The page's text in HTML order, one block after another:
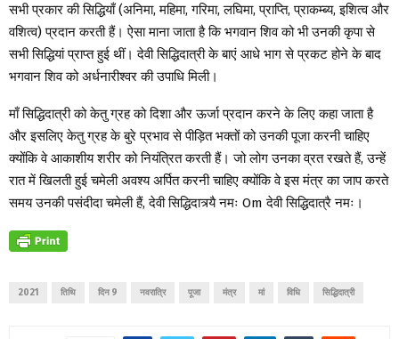
सभी प्रकार की सिद्धियाँ (अनिमा, महिमा, गरिमा, लघिमा, प्राप्ति, प्राकम्ब्य, इशित्व और
वशित्व) प्रदान करती हैं। ऐसा माना जाता है कि भगवान शिव को भी उनकी कृपा से
सभी सिद्धियां प्राप्त हुई थीं। देवी सिद्धिदात्री के बाएं आधे भाग से प्रकट होने के बाद
भगवान शिव को अर्धनारीश्वर की उपाधि मिली।
माँ सिद्धिदात्री को केतु ग्रह को दिशा और ऊर्जा प्रदान करने के लिए कहा जाता है
और इसलिए केतु ग्रह के बुरे प्रभाव से पीड़ित भक्तों को उनकी पूजा करनी चाहिए
क्योंकि वे आकाशीय शरीर को नियंत्रित करती हैं। जो लोग उनका व्रत रखते हैं, उन्हें
रात में खिलती हुई चमेली अवश्य अर्पित करनी चाहिए क्योंकि वे इस मंत्र का जाप करते
समय उनकी पसंदीदा चमेली हैं, देवी सिद्धिदात्र्यै नमः Om देवी सिद्धिदात्रै नमः।
2021 तिथि दिन 9 नवरात्रि पूजा मंत्र मां विधि सिद्धिदात्री